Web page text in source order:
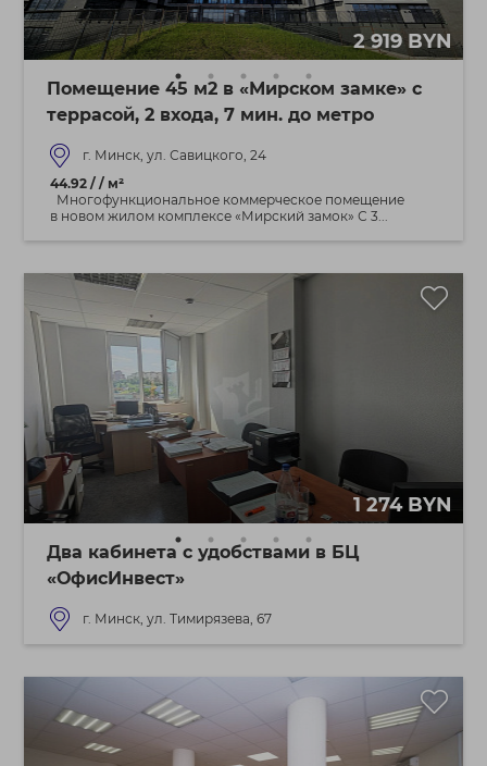
2 919 BYN
Помещение 45 м2 в «Мирском замке» с
террасой, 2 входа, 7 мин. до метро
г. Минск, ул. Савицкого, 24
44.92 / / м²
Многофункциональное коммерческое помещение
в новом жилом комплексе «Мирский замок» С 3...
1 274 BYN
Два кабинета с удобствами в БЦ
«ОфисИнвест»
г. Минск, ул. Тимирязева, 67